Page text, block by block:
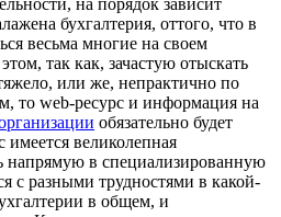
бухгалтерия, оттого, что в
весьма многие на своем
так как, зачастую отыскать
или же, непрактично по
то web-ресурс и информация на
обязательно будет
имеется великолепная
напрямую в специализированную
с разными трудностями в какой-
в общем, и